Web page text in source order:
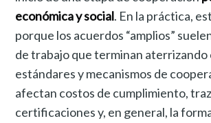
económica y social. En la práctica,
porque los acuerdos “amplios”
de trabajo que terminan aterrizando
estándares y mecanismos de
afectan costos de cumplimiento,
certificaciones y, en general, la